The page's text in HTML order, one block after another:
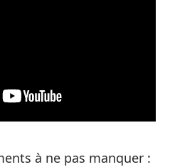
à ne pas manquer :